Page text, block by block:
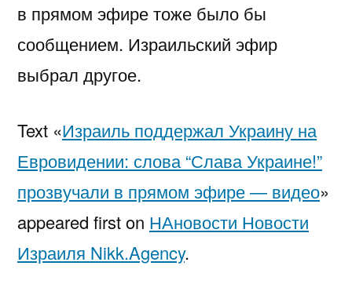
в прямом эфире тоже было бы
сообщением. Израильский эфир
выбрал другое.
Text «Израиль поддержал Украину на
Евровидении: слова “Слава Украине!”
прозвучали в прямом эфире — видео»
appeared first on НАновости Новости
Израиля Nikk.Agency.